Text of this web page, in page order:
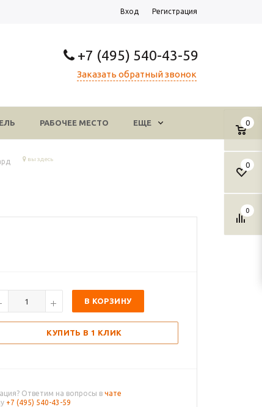
Вход Регистрация
+7 (495) 540-43-59
Заказать обратный звонок
0
0
0
РАБОЧЕЕ МЕСТО ЕЩЕ
вы здесь
В КОРЗИНУ
КУПИТЬ В 1 КЛИК
Ответим на вопросы в чате
+7 (495) 540-43-59